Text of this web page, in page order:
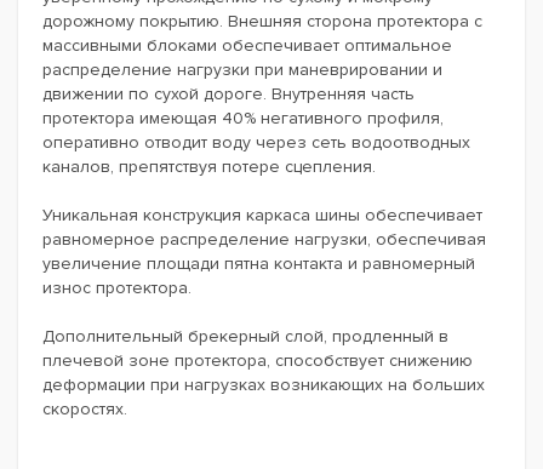
дорожному покрытию. Внешняя сторона протектора с
массивными блоками обеспечивает оптимальное
распределение нагрузки при маневрировании и
движении по сухой дороге. Внутренняя часть
протектора имеющая 40% негативного профиля,
оперативно отводит воду через сеть водоотводных
каналов, препятствуя потере сцепления.
Уникальная конструкция каркаса шины обеспечивает
равномерное распределение нагрузки, обеспечивая
увеличение площади пятна контакта и равномерный
износ протектора.
Дополнительный брекерный слой, продленный в
плечевой зоне протектора, способствует снижению
деформации при нагрузках возникающих на больших
скоростях.